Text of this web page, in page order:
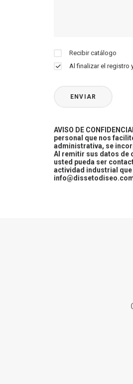
Recibir catálogo
Al finalizar el registro
AVISO DE
personal que nos
administrativa, se
Al remitir sus datos de
usted pueda ser
actividad industrial